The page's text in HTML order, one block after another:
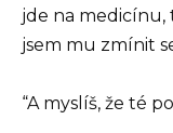
jde na medicínu,
jsem mu zmínit
“A myslíš, že té